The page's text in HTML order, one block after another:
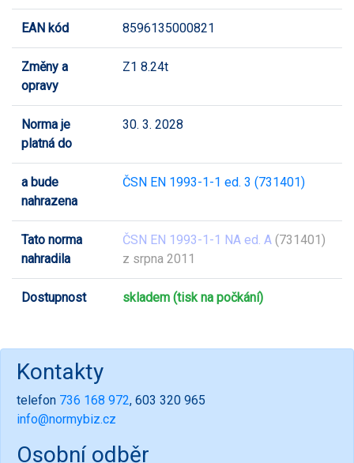
EAN kód 8596135000821
Změny a
opravy
Z1 8.24t
Norma je
platná do
30. 3. 2028
a bude
nahrazena
ČSN EN 1993-1-1 ed. 3 (731401)
Tato norma
nahradila
ČSN EN 1993-1-1 NA ed. A (731401)
z srpna 2011
Dostupnost skladem (tisk na počkání)
Kontakty
telefon 736 168 972, 603 320 965
info@normybiz.cz
Osobní odběr